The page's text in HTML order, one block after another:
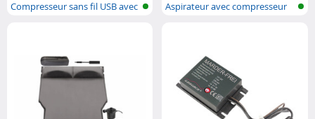
Compresseur sans fil USB avec
Aspirateur avec compresseur